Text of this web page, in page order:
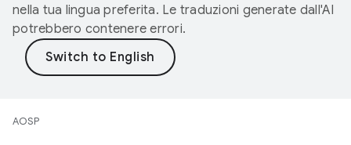
nella tua lingua preferita. Le traduzioni generate dall'AI
potrebbero contenere errori.
AOSP